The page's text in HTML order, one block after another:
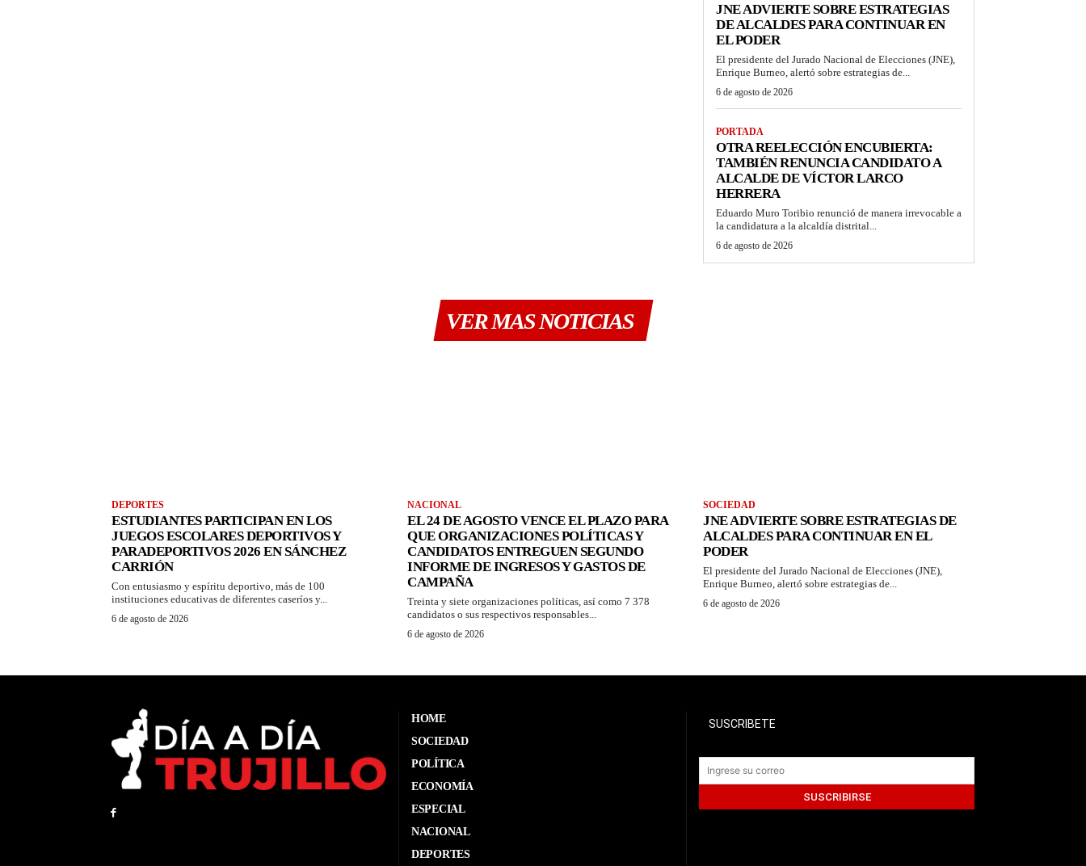
JNE ADVIERTE SOBRE ESTRATEGIAS
DE ALCALDES PARA CONTINUAR EN
EL PODER
El presidente del Jurado Nacional de Elecciones (JNE),
Enrique Burneo, alertó sobre estrategias de...
6 de agosto de 2026
PORTADA
OTRA REELECCIÓN ENCUBIERTA:
TAMBIÉN RENUNCIA CANDIDATO A
ALCALDE DE VÍCTOR LARCO
HERRERA
Eduardo Muro Toribio renunció de manera irrevocable a
la candidatura a la alcaldía distrital...
6 de agosto de 2026
VER MAS NOTICIAS
DEPORTES
ESTUDIANTES PARTICIPAN EN LOS
JUEGOS ESCOLARES DEPORTIVOS Y
PARADEPORTIVOS 2026 EN SÁNCHEZ
CARRIÓN
Con entusiasmo y espíritu deportivo, más de 100
instituciones educativas de diferentes caseríos y...
6 de agosto de 2026
NACIONAL
EL 24 DE AGOSTO VENCE EL PLAZO PARA
QUE ORGANIZACIONES POLÍTICAS Y
CANDIDATOS ENTREGUEN SEGUNDO
INFORME DE INGRESOS Y GASTOS DE
CAMPAÑA
Treinta y siete organizaciones políticas, así como 7 378
candidatos o sus respectivos responsables...
6 de agosto de 2026
SOCIEDAD
JNE ADVIERTE SOBRE ESTRATEGIAS DE
ALCALDES PARA CONTINUAR EN EL
PODER
El presidente del Jurado Nacional de Elecciones (JNE),
Enrique Burneo, alertó sobre estrategias de...
6 de agosto de 2026
HOME
SOCIEDAD
POLÍTICA
ECONOMÍA
ESPECIAL
NACIONAL
DEPORTES
SUSCRIBETE